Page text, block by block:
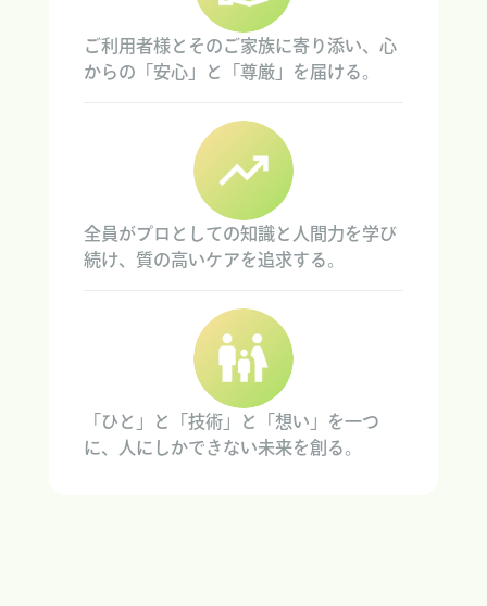
ご利用者様とそのご家族に寄り添い、心
からの「安心」と「尊厳」を届ける。
全員がプロとしての知識と人間力を学び
続け、質の高いケアを追求する。
「ひと」と「技術」と「想い」を一つ
に、人にしかできない未来を創る。